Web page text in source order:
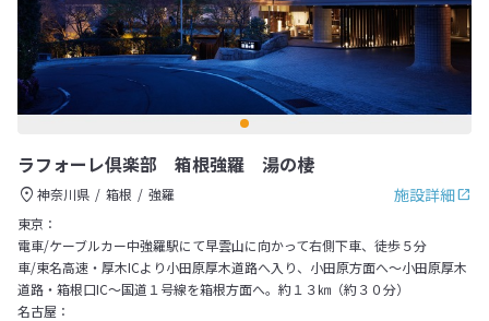
ラフォーレ倶楽部 箱根強羅 湯の棲
施設詳細
神奈川県 箱根
強羅
東京：
電車/ケーブルカー中強羅駅にて早雲山に向かって右側下車、徒歩５分
車/東名高速・厚木ICより小田原厚木道路へ入り、小田原方面へ～小田原厚木
道路・箱根口IC～国道１号線を箱根方面へ。約１３㎞（約３０分）
名古屋：